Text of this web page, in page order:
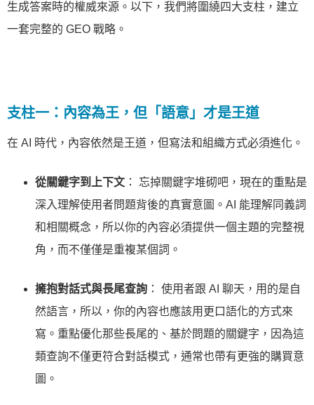
生成答案時的權威來源。以下，我們將圍繞四大支柱，建立
一套完整的 GEO 戰略。
支柱一：內容為王，但「語意」才是王道
在 AI 時代，內容依然是王道，但寫法和組織方式必須進化。
從關鍵字到上下文 ： 忘掉關鍵字堆砌吧，現在的重點是
深入理解使用者問題背後的真實意圖。AI 能理解同義詞
和相關概念，所以你的內容必須提供一個主題的完整視
角，而不僅僅是重複某個詞。
擁抱對話式與長尾查詢 ： 使用者跟 AI 聊天，用的是自
然語言，所以，你的內容也應該用更口語化的方式來
寫。重點優化那些長尾的、基於問題的關鍵字，因為這
類查詢不僅更符合對話模式，通常也帶有更強的購買意
圖。